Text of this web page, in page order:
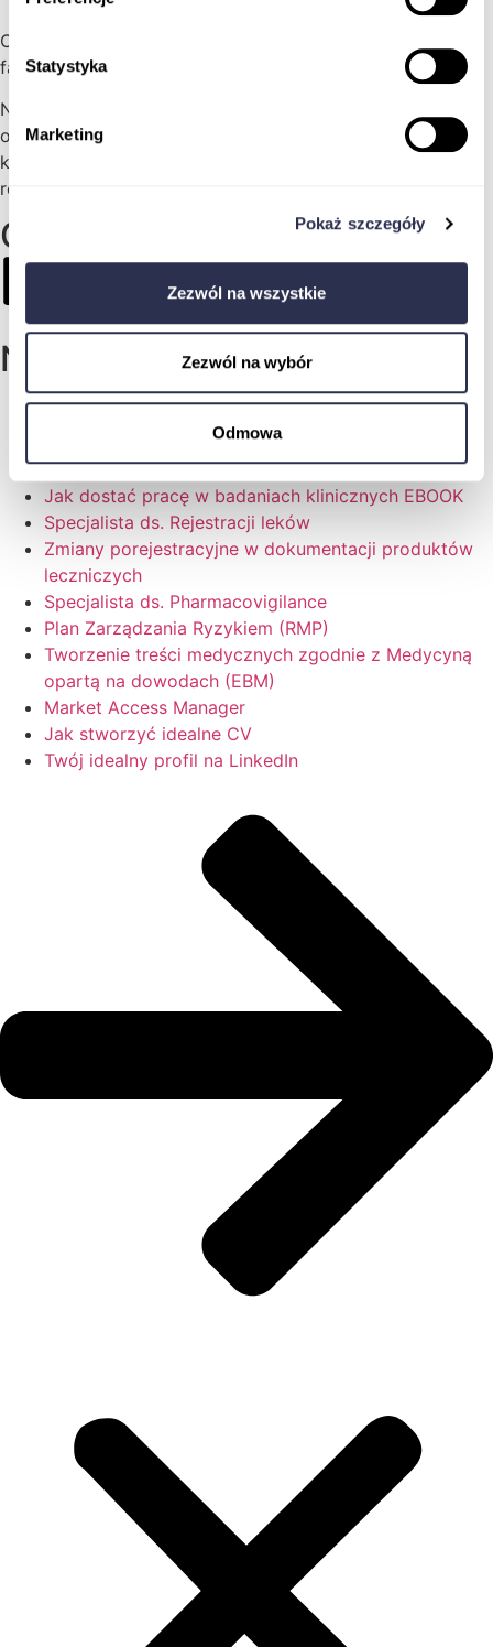
Statystyka
Marketing
Pokaż szczegóły
Zezwól na wszystkie
Zezwól na wybór
Odmowa
Od 2015 roku towarzyszymy pracownikom branży
farmaceutycznej w edukacji i rozwoju zawodowym.
Na Karierze w Farmacji znajdziesz certyfikowane kursy
online przygotowujące do pracy, oraz rozwijające
kompetencje pracowników w działach badań klinicznych,
rejestracji leków, pharmacovigilance, market access.
Obserwuj nas
Nasze kursy
Wstęp do badań klinicznych
Monitor Badań Klinicznych
Koordynator badań klinicznych
Jak dostać pracę w badaniach klinicznych EBOOK
Specjalista ds. Rejestracji leków
Zmiany porejestracyjne w dokumentacji produktów
leczniczych
Specjalista ds. Pharmacovigilance
Plan Zarządzania Ryzykiem (RMP)
Tworzenie treści medycznych zgodnie z Medycyną
opartą na dowodach (EBM)
Market Access Manager
Jak stworzyć idealne CV
Twój idealny profil na LinkedIn